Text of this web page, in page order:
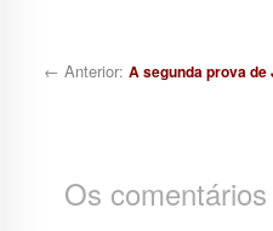
← Anterior: A segunda prova de
Os